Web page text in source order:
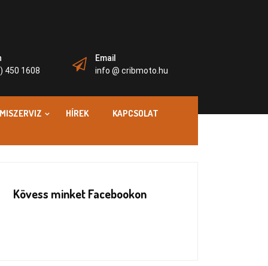
450 1608
Email
info @ cribmoto.hu
HÍREK KAPCSOLAT
Kövess minket Facebookon